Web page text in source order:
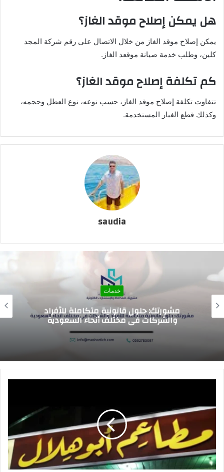
هل يمكن إصلاح موقد الغاز؟
يمكن إصلاح موقد الغاز من خلال الاتصال على رقم شركة المجد
كلين، وطلب خدمة صيانة موقعد الغاز.
كم تكلفة إصلاح موقد الغاز؟
تتفاوت تكلفة إصلاح موقد الغاز، حسب نوعه، نوع العطل وحجمه،
وكذلك قطع الغيار المستخدمة.
saudia
خدمات
اسعار الرسوم الدراسيه للمدارس العالميه في
السعوديه 2026